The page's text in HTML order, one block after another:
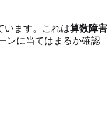
います。これは算数障害
ンに当てはまるか確認